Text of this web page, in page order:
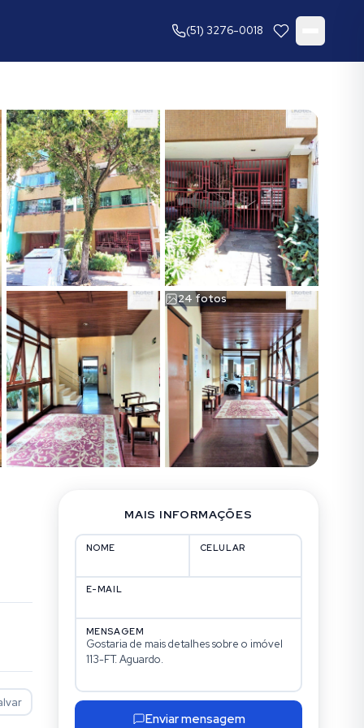
(51) 3276-0018
24 fotos
MAIS INFORMAÇÕES
NOME CELULAR
E-MAIL
MENSAGEM
Enviar mensagem